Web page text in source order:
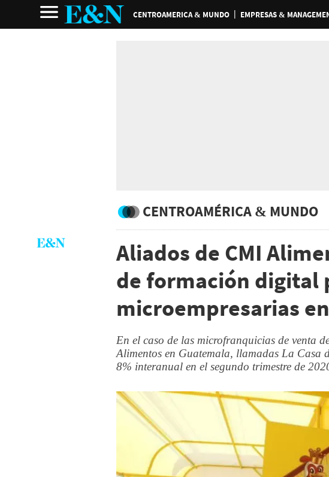
CENTROAMERICA & MUNDO EMPRESAS &
CENTROAMÉRICA & MUNDO
Aliados de CMI
de formación digital
microempresarias
En el caso de las microfranquicias de venta
Alimentos en Guatemala, llamadas La Casa
8% interanual en el segundo trimestre de